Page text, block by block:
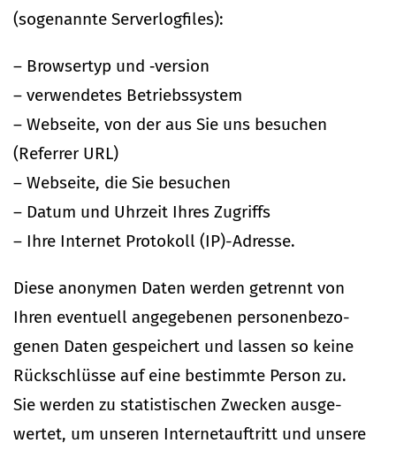
(soge­nannte Ser­ver­log­files):
– Brow­sertyp und ‑version
– ver­wen­detes Betriebs­system
– Web­seite, von der aus Sie uns besuchen
(Referrer URL)
– Web­seite, die Sie besuchen
– Datum und Uhrzeit Ihres Zugriffs
– Ihre Internet Pro­tokoll (IP)-Adresse.
Diese anonymen Daten werden getrennt von
Ihren even­tuell ange­ge­benen per­so­nen­be­zo­
genen Daten gespei­chert und lassen so keine
Rück­schlüsse auf eine bestimmte Person zu.
Sie werden zu sta­tis­ti­schen Zwecken aus­ge­
wertet, um unseren Inter­net­auf­tritt und unsere